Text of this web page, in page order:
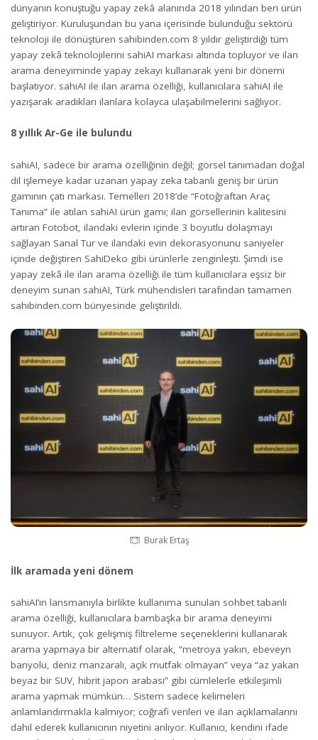
dünyanın konuştuğu yapay zekâ alanında 2018 yılından beri ürün
geliştiriyor. Kuruluşundan bu yana içerisinde bulunduğu sektörü
teknoloji ile dönüştüren sahibinden.com 8 yıldır geliştirdiği tüm
yapay zekâ teknolojilerini sahiAI markası altında topluyor ve ilan
arama deneyiminde yapay zekayı kullanarak yeni bir dönemi
başlatıyor. sahiAI ile ilan arama özelliği, kullanıcılara sahiAI ile
yazışarak aradıkları ilanlara kolayca ulaşabilmelerini sağlıyor.
8 yıllık Ar-Ge ile bulundu
sahiAI, sadece bir arama özelliğinin değil; görsel tanımadan doğal
dil işlemeye kadar uzanan yapay zeka tabanlı geniş bir ürün
gamının çatı markası. Temelleri 2018’de “Fotoğraftan Araç
Tanıma” ile atılan sahiAI ürün gamı; ilan görsellerinin kalitesini
artıran Fotobot, ilandaki evlerin içinde 3 boyutlu dolaşmayı
sağlayan Sanal Tur ve ilandaki evin dekorasyonunu saniyeler
içinde değiştiren SahiDeko gibi ürünlerle zenginleşti. Şimdi ise
yapay zekâ ile ilan arama özelliği ile tüm kullanıcılara eşsiz bir
deneyim sunan sahiAI, Türk mühendisleri tarafından tamamen
sahibinden.com bünyesinde geliştirildi.
Burak Ertaş
İlk aramada yeni dönem
sahiAI’ın lansmanıyla birlikte kullanıma sunulan sohbet tabanlı
arama özelliği, kullanıcılara bambaşka bir arama deneyimi
sunuyor. Artık, çok gelişmiş filtreleme seçeneklerini kullanarak
arama yapmaya bir alternatif olarak, “metroya yakın, ebeveyn
banyolu, deniz manzaralı, açık mutfak olmayan” veya “az yakan
beyaz bir SUV, hibrit japon arabası” gibi cümlelerle etkileşimli
arama yapmak mümkün… Sistem sadece kelimeleri
anlamlandırmakla kalmıyor; coğrafi verileri ve ilan açıklamalarını
dahil ederek kullanıcının niyetini anlıyor. Kullanıcı, kendini ifade